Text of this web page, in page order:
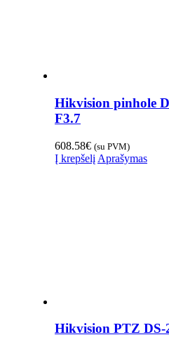
Hikvision pinhole
F3.7
608.58€ (su PVM)
Į krepšelį Aprašymas
Hikvision PTZ